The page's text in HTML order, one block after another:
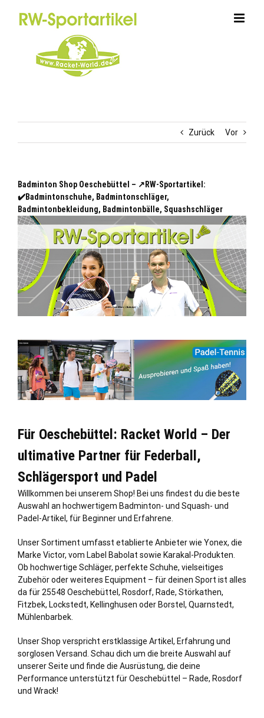
Zurück Vor
Badminton Shop Oeschebüttel – ↗️RW-Sportartikel:
✔️Badmintonschuhe, Badmintonschläger,
Badmintonbekleidung, Badmintonbälle, Squashschläger
Für Oeschebüttel: Racket World – Der
ultimative Partner für Federball,
Schlägersport und Padel
Willkommen bei unserem Shop! Bei uns findest du die beste
Auswahl an hochwertigem Badminton- und Squash- und
Padel-Artikel, für Beginner und Erfahrene.
Unser Sortiment umfasst etablierte Anbieter wie Yonex, die
Marke Victor, vom Label Babolat sowie Karakal-Produkten.
Ob hochwertige Schläger, perfekte Schuhe, vielseitiges
Zubehör oder weiteres Equipment – für deinen Sport ist alles
da für 25548 Oeschebüttel, Rosdorf, Rade, Störkathen,
Fitzbek, Lockstedt, Kellinghusen oder Borstel , Quarnstedt,
Mühlenbarbek
Unser Shop verspricht erstklassige Artikel, Erfahrung und
sorglosen Versand. Schau dich um die breite Auswahl auf
unserer Seite und finde die Ausrüstung, die deine
Performance unterstützt für Oeschebüttel – Rade, Rosdorf
und Wrack!